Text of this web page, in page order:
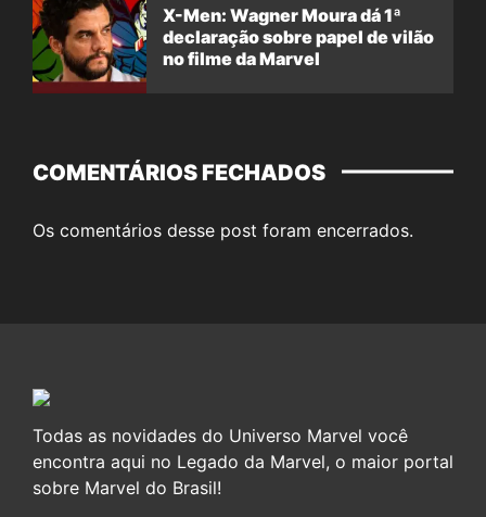
X-Men: Wagner Moura dá 1ª
declaração sobre papel de vilão
no filme da Marvel
COMENTÁRIOS FECHADOS
Os comentários desse post foram encerrados.
Todas as novidades do Universo Marvel você
encontra aqui no Legado da Marvel, o maior portal
sobre Marvel do Brasil!